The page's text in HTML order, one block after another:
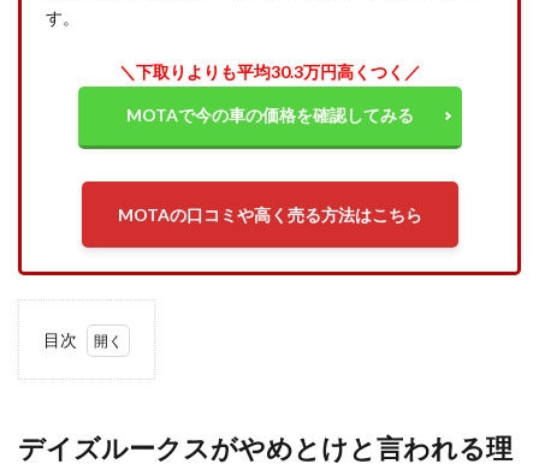
す。
＼下取りよりも平均30.3万円高くつく／
MOTAで今の車の価格を確認してみる
MOTAの口コミや高く売る方法はこちら
目次
ーク
スが
デイズルークスがやめとけと言われる理